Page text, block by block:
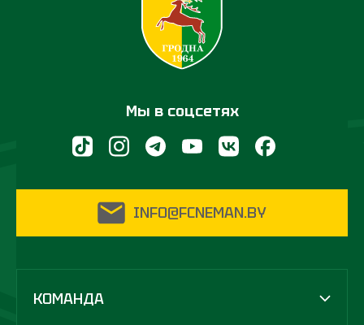
Мы в соцсетях
INFO@FCNEMAN.BY
КОМАНДА